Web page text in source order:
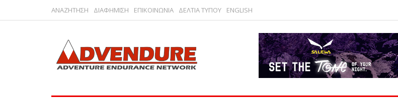
ΑΝΑΖΗΤΗΣΗ ΔΙΑΦΗΜΙΣΗ ΕΠΙΚΟΙΝΩΝΙΑ ΔΕΛΤΙΑ ΤΥΠΟΥ ENGLISH